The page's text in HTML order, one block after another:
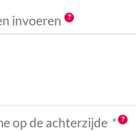
invoeren
op de achterzijde *